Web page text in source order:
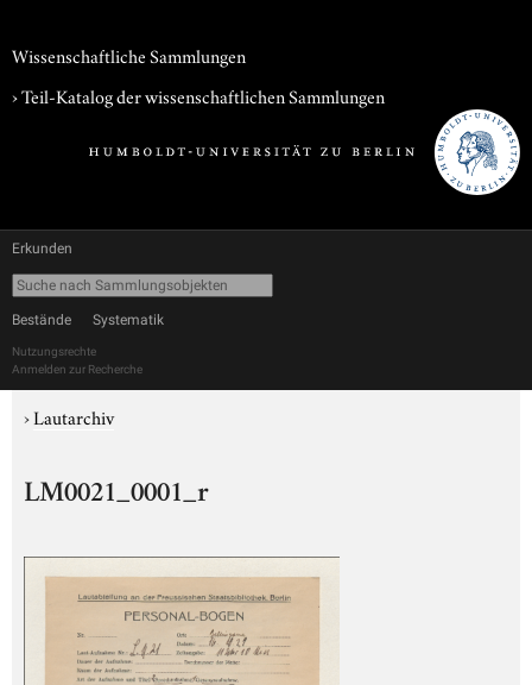
Wissenschaftliche Sammlungen
› Teil-Katalog der wissenschaftlichen Sammlungen
Erkunden
Bestände Systematik
Nutzungsrechte
Anmelden zur Recherche
›Lautarchiv
LM0021_0001_r